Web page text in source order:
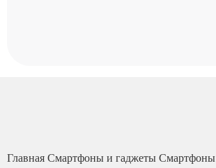
Главная Смартфоны и гаджеты Смартфоны